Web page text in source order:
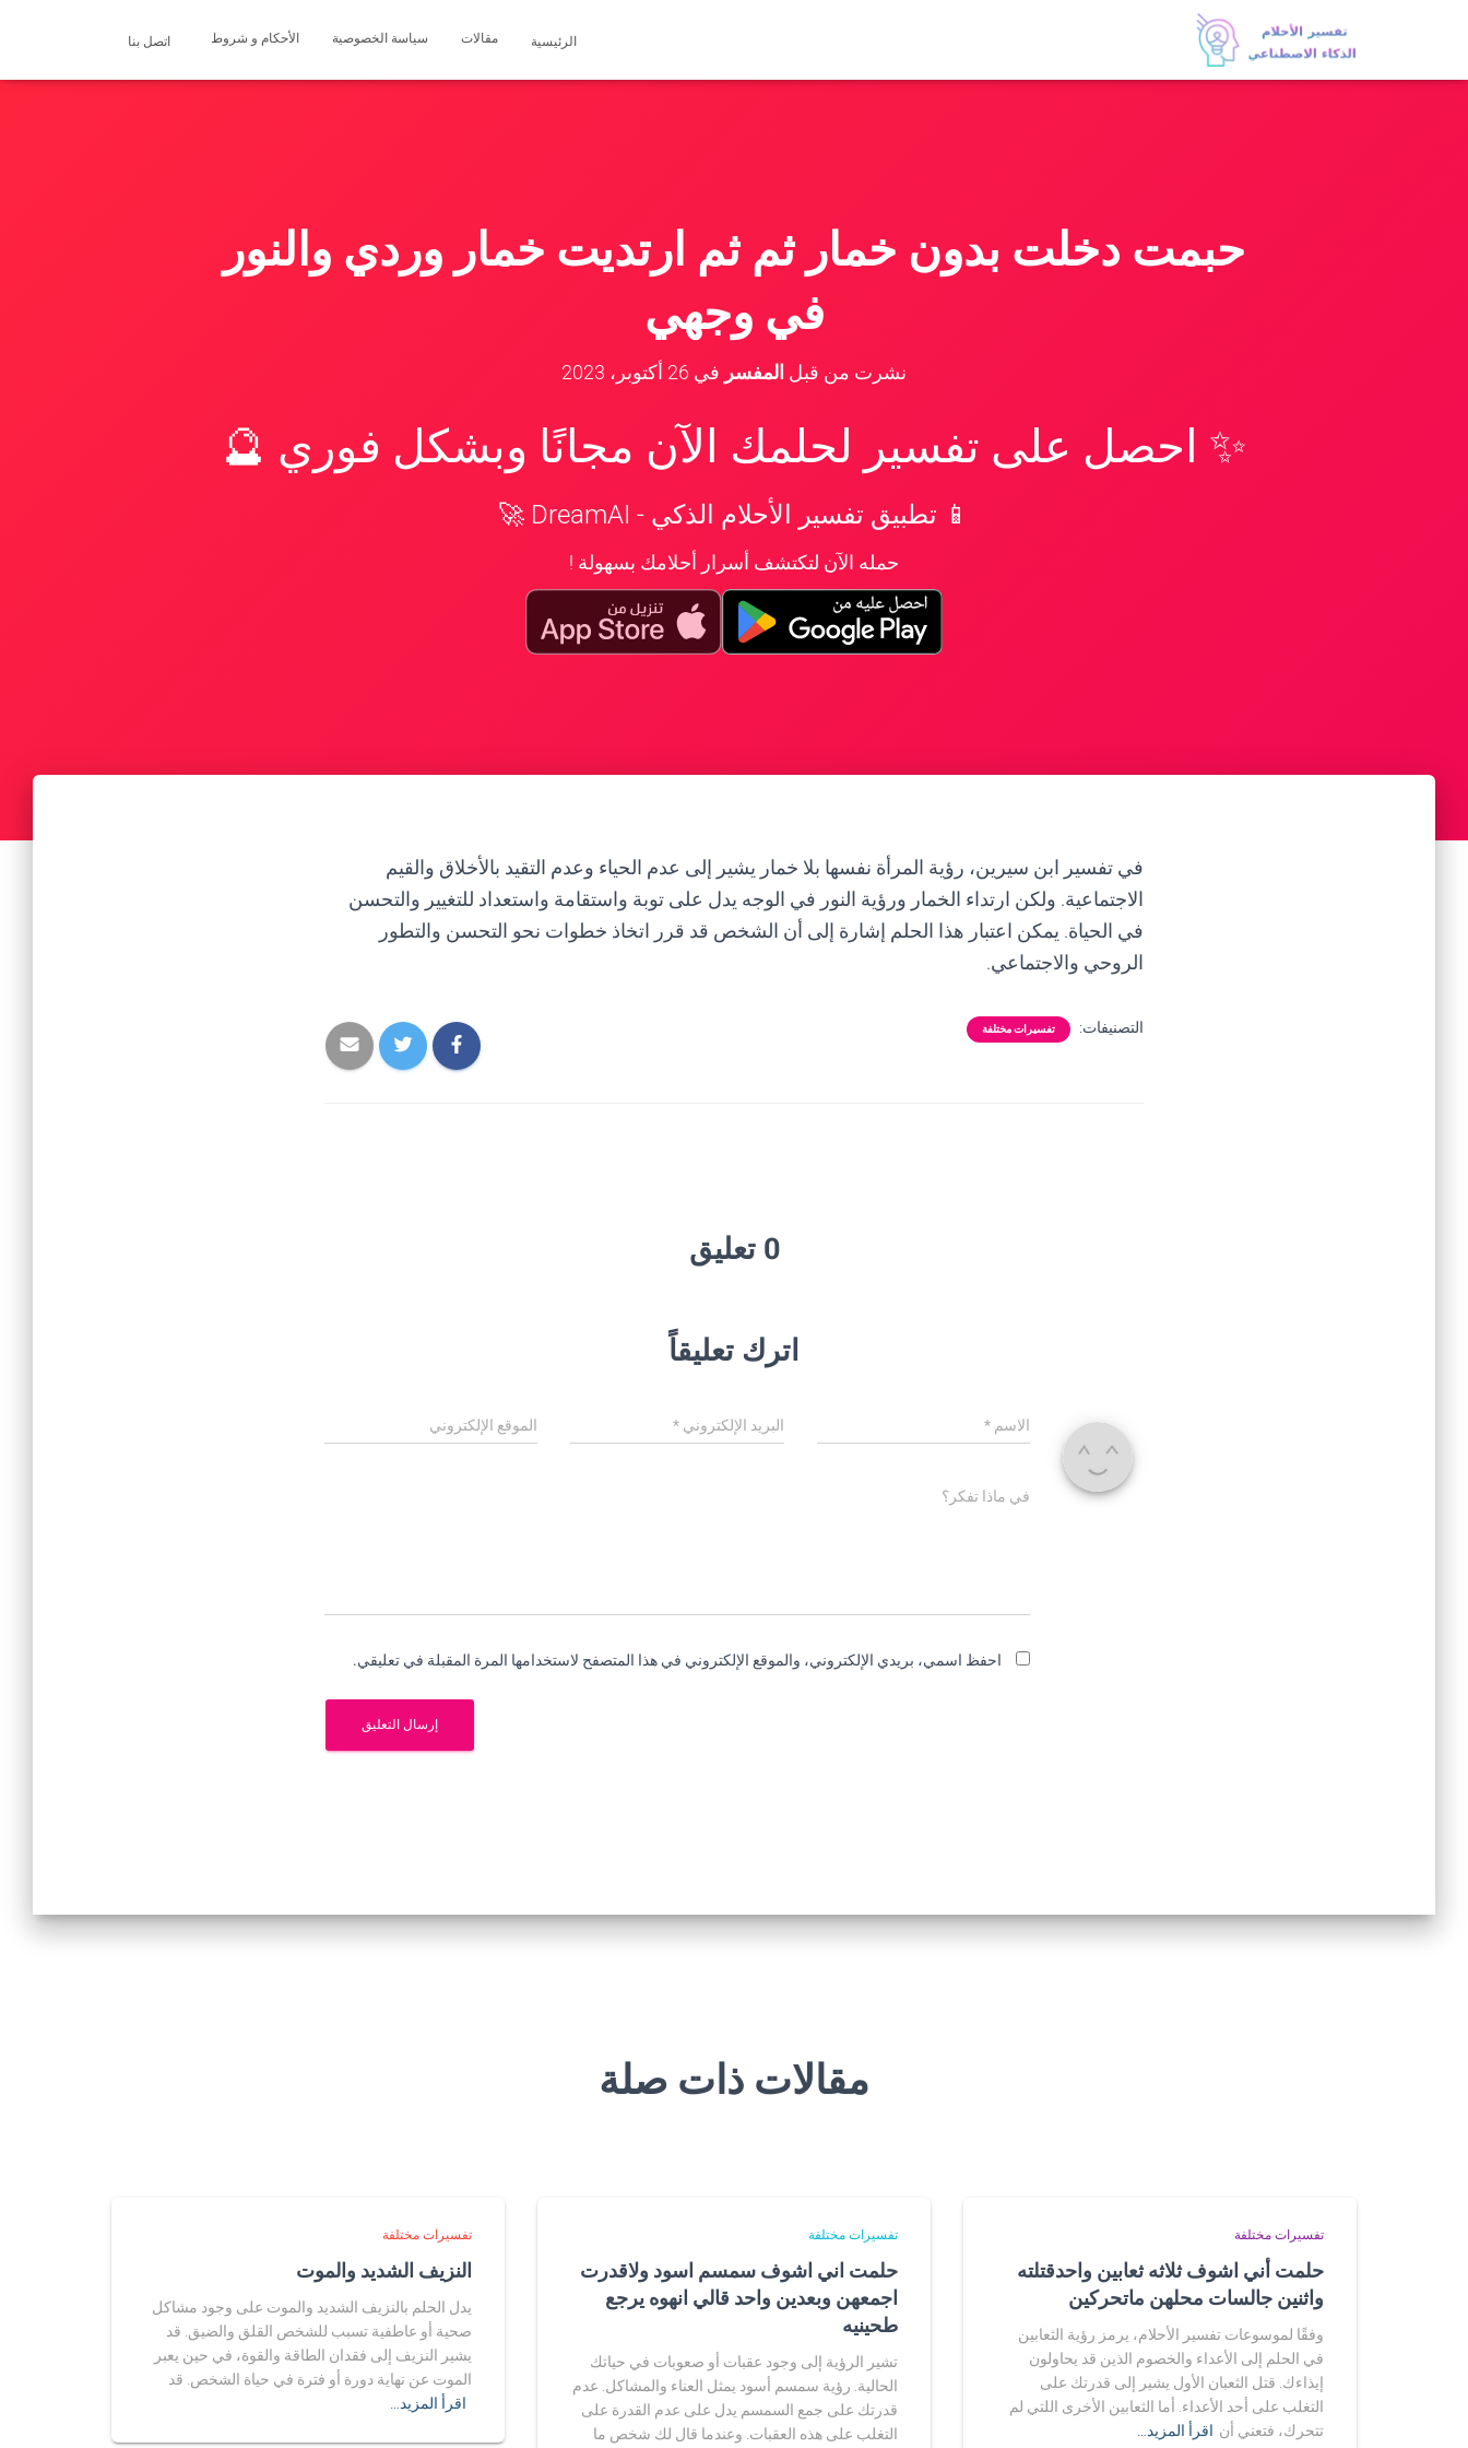
الرئيسية مقالات سياسة الخصوصية الأحكام و شروط اتصل بنا
حبمت دخلت بدون خمار ثم ثم ارتديت خمار وردي والنور
في وجهي
نشرت من قبل المفسر في 26 أكتوبر، 2023
✨ احصل على تفسير لحلمك الآن مجانًا وبشكل فوري 🔮
📱 تطبيق تفسير الأحلام الذكي - DreamAI 🚀
حمله الآن لتكتشف أسرار أحلامك بسهولة !
في تفسير ابن سيرين، رؤية المرأة نفسها بلا خمار يشير إلى عدم الحياء وعدم التقيد بالأخلاق والقيم
الاجتماعية. ولكن ارتداء الخمار ورؤية النور في الوجه يدل على توبة واستقامة واستعداد للتغيير والتحسن
في الحياة. يمكن اعتبار هذا الحلم إشارة إلى أن الشخص قد قرر اتخاذ خطوات نحو التحسن والتطور
الروحي والاجتماعي.
التصنيفات: تفسيرات مختلفة
0 تعليق
اترك تعليقاً
الاسم * البريد الإلكتروني* الموقع الإلكتروني
في ماذا تفكر؟
احفظ اسمي، بريدي الإلكتروني، والموقع الإلكتروني في هذا المتصفح لاستخدامها المرة المقبلة في تعليقي.
مقالات ذات صلة
تفسيرات مختلفة
حلمت أني اشوف ثلاثه ثعابين واحدقتلته
واثنين جالسات محلهن ماتحركين
وفقًا لموسوعات تفسير الأحلام، يرمز رؤية الثعابين
في الحلم إلى الأعداء والخصوم الذين قد يحاولون
إيذاءك. قتل الثعبان الأول يشير إلى قدرتك على
التغلب على أحد الأعداء. أما الثعابين الأخرى اللتي لم
تتحرك، فتعني أن اقرأ المزيد…
تفسيرات مختلفة
حلمت اني اشوف سمسم اسود ولاقدرت
اجمعهن وبعدين واحد قالي انهوه يرجع
طحينيه
تشير الرؤية إلى وجود عقبات أو صعوبات في حياتك
الحالية. رؤية سمسم أسود يمثل العناء والمشاكل. عدم
قدرتك على جمع السمسم يدل على عدم القدرة على
التغلب على هذه العقبات. وعندما قال لك شخص ما
تفسيرات مختلفة
النزيف الشديد والموت
يدل الحلم بالنزيف الشديد والموت على وجود مشاكل
صحية أو عاطفية تسبب للشخص القلق والضيق. قد
يشير النزيف إلى فقدان الطاقة والقوة، في حين يعبر
الموت عن نهاية دورة أو فترة في حياة الشخص. قد
اقرأ المزيد…